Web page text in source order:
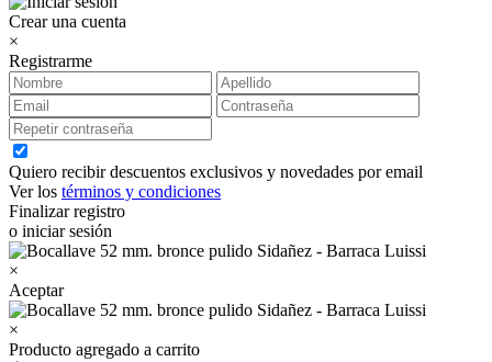
Crear una cuenta
×
Registrarme
Quiero recibir descuentos exclusivos y novedades por email
Ver los términos y condiciones
Finalizar registro
o iniciar sesión
×
Aceptar
×
Producto agregado a carrito